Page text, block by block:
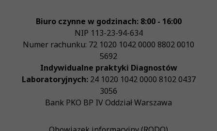
Biuro czynne w godzinach: 8:00 - 16:00
NIP 113-23-94-634
Numer rachunku: 72 1020 1042 0000 8802 0010
5692
Indywidualne praktyki Diagnostów
Laboratoryjnych:24 1020 1042 0000 8102 0437
3056
Bank PKO BP IV Oddział Warszawa